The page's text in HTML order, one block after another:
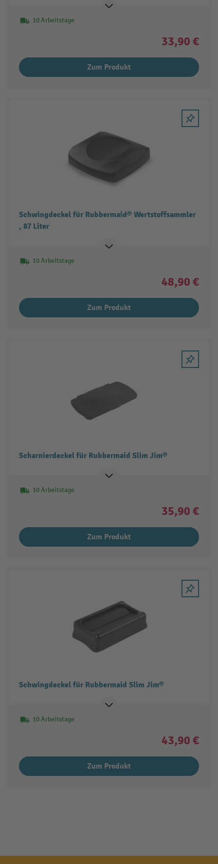
10 Arbeitstage
33,90 €
Zum Produkt
Schwingdeckel für Rubbermaid® Wertstoffsammler
, 87 Liter
10 Arbeitstage
48,90 €
Zum Produkt
Scharnierdeckel für Rubbermaid Slim Jim®
10 Arbeitstage
35,90 €
Zum Produkt
Schwingdeckel für Rubbermaid Slim Jim®
10 Arbeitstage
43,90 €
Zum Produkt